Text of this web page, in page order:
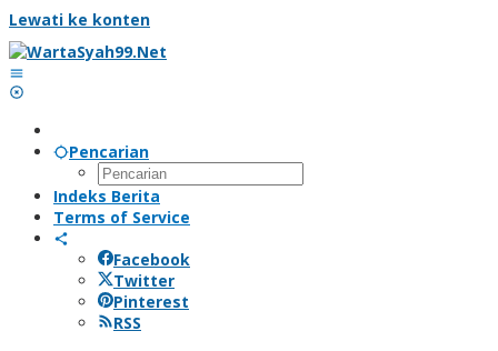
Lewati ke konten
Pencarian
Indeks Berita
Terms of Service
Facebook
Twitter
Pinterest
RSS